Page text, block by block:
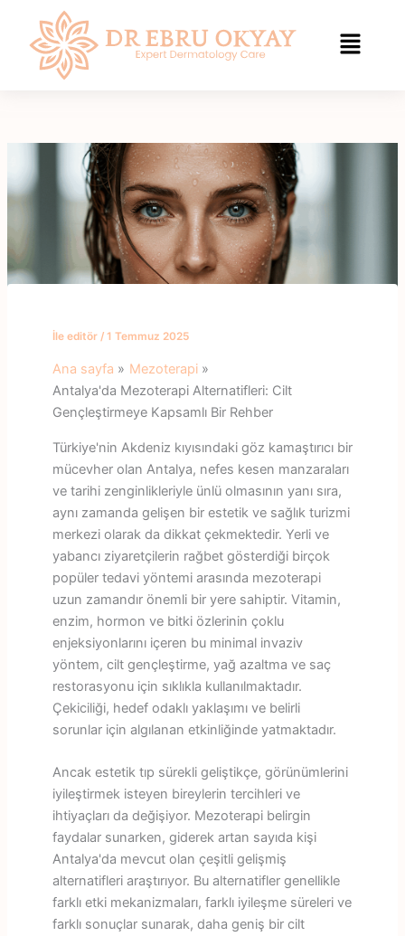
İle editör / 1 Temmuz 2025
Ana sayfa
Mezoterapi
Antalya'da Mezoterapi Alternatifleri: Cilt
Gençleştirmeye Kapsamlı Bir Rehber
Türkiye'nin Akdeniz kıyısındaki göz kamaştırıcı bir
mücevher olan Antalya, nefes kesen manzaraları
ve tarihi zenginlikleriyle ünlü olmasının yanı sıra,
aynı zamanda gelişen bir estetik ve sağlık turizmi
merkezi olarak da dikkat çekmektedir. Yerli ve
yabancı ziyaretçilerin rağbet gösterdiği birçok
popüler tedavi yöntemi arasında mezoterapi
uzun zamandır önemli bir yere sahiptir. Vitamin,
enzim, hormon ve bitki özlerinin çoklu
enjeksiyonlarını içeren bu minimal invaziv
yöntem, cilt gençleştirme, yağ azaltma ve saç
restorasyonu için sıklıkla kullanılmaktadır.
Çekiciliği, hedef odaklı yaklaşımı ve belirli
sorunlar için algılanan etkinliğinde yatmaktadır.
Ancak estetik tıp sürekli geliştikçe, görünümlerini
iyileştirmek isteyen bireylerin tercihleri ve
ihtiyaçları da değişiyor. Mezoterapi belirgin
faydalar sunarken, giderek artan sayıda kişi
Antalya'da mevcut olan çeşitli gelişmiş
alternatifleri araştırıyor. Bu alternatifler genellikle
farklı etki mekanizmaları, farklı iyileşme süreleri ve
farklı sonuçlar sunarak, daha geniş bir cilt